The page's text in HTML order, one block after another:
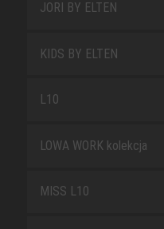
JORI BY ELTEN
KIDS BY ELTEN
L10
LOWA WORK kolekcja
MISS L10